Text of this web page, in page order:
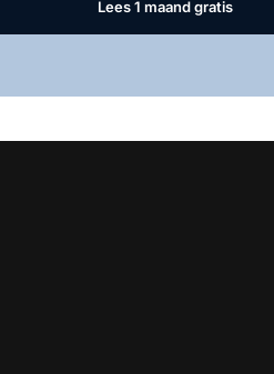
Lees 1 maand gratis